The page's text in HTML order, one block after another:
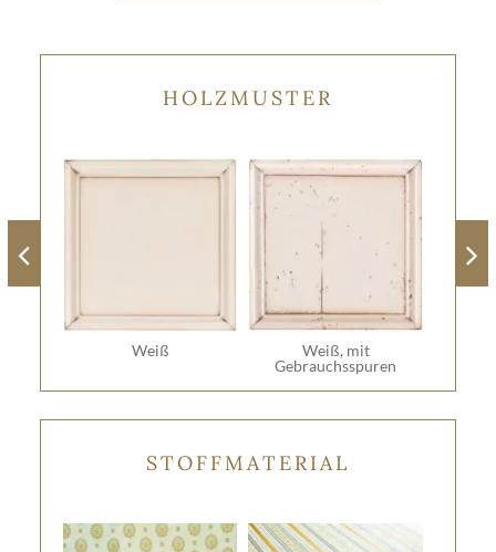
HOLZMUSTER
Weiß
Weiß, mit
Gebrauchsspuren
STOFFMATERIAL